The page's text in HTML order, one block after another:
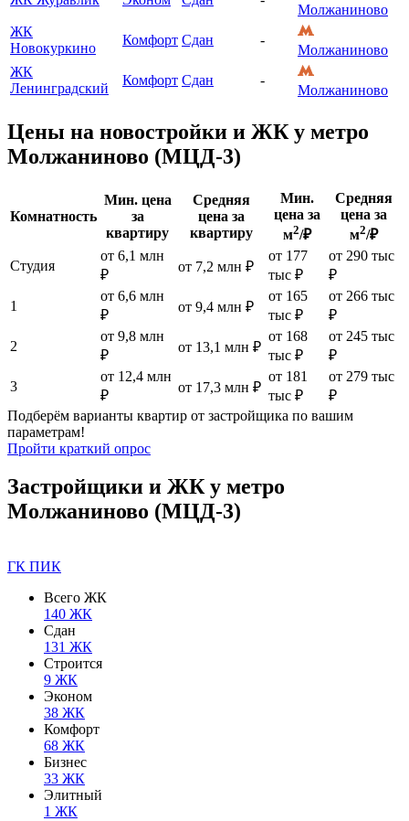
Молжаниново
ЖК
Новокуркино
Комфорт Сдан -
Молжаниново
ЖК
Ленинградский
Комфорт Сдан -
Молжаниново
Цены на новостройки и ЖК у метро
Молжаниново (МЦД-3)
Комнатность
Мин. цена
за
квартиру
Средняя
цена за
квартиру
Мин.
цена за
м2/₽
Средняя
цена за
м2/₽
Студия
от 6,1 млн
₽
от 7,2 млн ₽
от 177
тыс ₽
от 290 тыс
₽
1
от 6,6 млн
₽
от 9,4 млн ₽
от 165
тыс ₽
от 266 тыс
₽
2
от 9,8 млн
₽
от 13,1 млн ₽
от 168
тыс ₽
от 245 тыс
₽
3
от 12,4 млн
₽
от 17,3 млн ₽
от 181
тыс ₽
от 279 тыс
₽
Подберём варианты квартир от застройщика по вашим
параметрам!
Пройти краткий опрос
Застройщики и ЖК у метро
Молжаниново (МЦД-3)
ГК ПИК
Всего ЖК
140 ЖК
Сдан
131 ЖК
Строится
9 ЖК
Эконом
38 ЖК
Комфорт
68 ЖК
Бизнес
33 ЖК
Элитный
1 ЖК